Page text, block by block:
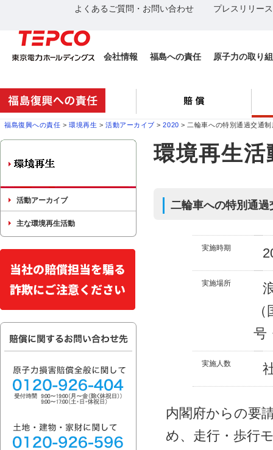
よくあるご質問・お問い合わせ プレスリリー
会社情報 福島への責任 原子力の取り
福島復興への責任 >環境再生 > 活動アーカイブ >2020 > 二輪車への特別通過交通
環境再生活
二輪車への特別通
実施時期
実施場所
号
実施人数
内閣府からの要
め、走行・歩行
活動アーカイブ
主な環境再生活動